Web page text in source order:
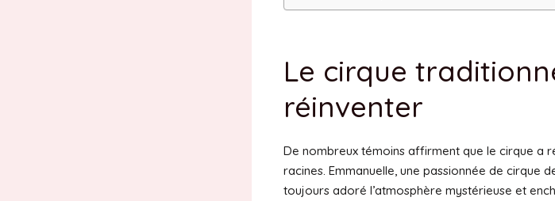
Le cirque
réinventer
De nombreux témoins affirment que le cirque a
racines. Emmanuelle, une passionnée de cirque
toujours adoré l’atmosphère mystérieuse et